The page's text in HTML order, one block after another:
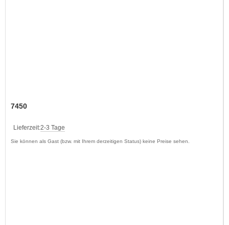
7450
Lieferzeit:2-3 Tage
Sie können als Gast (bzw. mit Ihrem derzeitigen Status) keine Preise sehen.